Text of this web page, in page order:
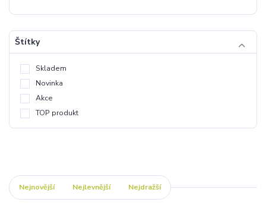
Štítky
Skladem
Novinka
Akce
TOP produkt
Nejnovější Nejlevnější Nejdražší